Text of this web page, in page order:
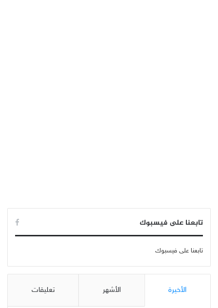
تابعنا على فيسبوك
تابعنا على فيسبوك
الأخيرة الأشهر تعليقات